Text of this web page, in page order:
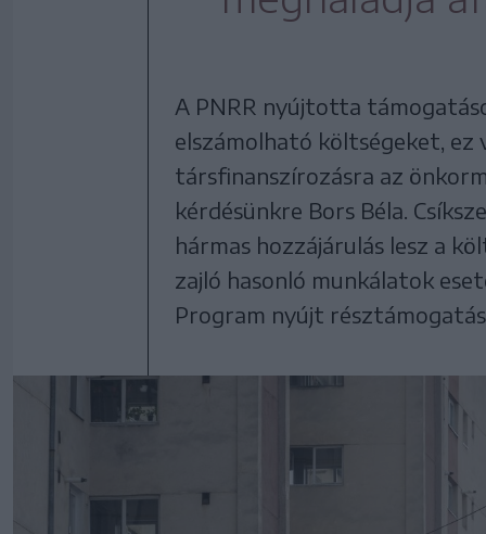
A PNRR nyújtotta
elszámolható költségeket, ez
társfinanszírozásra az
kérdésünkre Bors Béla.
hármas hozzájárulás lesz a
zajló hasonló munkálatok
Program nyújt